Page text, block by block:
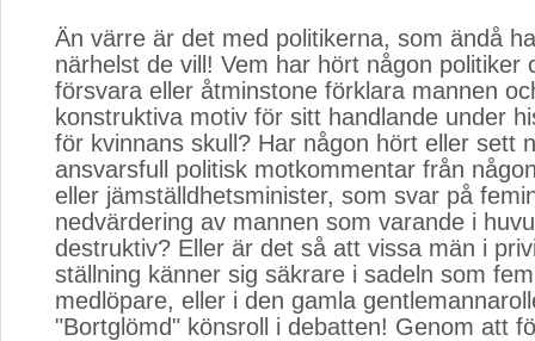
Än värre är det med politikerna, som ändå
närhelst de vill! Vem har hört någon politiker
försvara eller åtminstone förklara mannen
konstruktiva motiv för sitt handlande under
för kvinnans skull? Har någon hört eller sett
ansvarsfull politisk motkommentar från
eller jämställdhetsminister, som svar på
nedvärdering av mannen som varande i
destruktiv? Eller är det så att vissa män i
ställning känner sig säkrare i sadeln som
medlöpare, eller i den gamla
"Bortglömd" könsroll i debatten! Genom att